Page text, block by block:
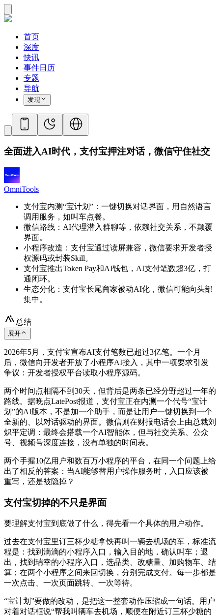
首页
深度
快讯
事件日历
专题
导航
发现
全面进入AI时代，支付宝押注对话，微信守住社交
OmniTools
支付宝内测“宝计划”：一键切换对话界面，用自然语言
调用服务，如叫车点餐。
微信路线：AI代理潜入群聊等，依赖社交关系，不颠覆
界面。
小程序改造：支付宝通过读屏兼容，微信要求开发者授
权源码或封装Skill。
支付宝推出Token Pay和AI钱包，AI支付笔数超3亿，打
通闭环。
生态分化：支付宝长尾商家被动AI化，微信可能向头部
集中。
总结
展开
2026年5月，支付宝宣布AI支付笔数已超过3亿笔。一个月
后，微信向开发者开放了小程序AI接入，其中一项要求引发
争议：开发者授权平台读取小程序源码。
两个时间点相隔不到30天，但背后是两条已经分野超过一年的
路线。据晚点LatePost报道，支付宝正在内测一个代号“宝计
划”的AI版本，不是加一个助手，而是让用户一键切换到一个
全新的、以对话驱动的界面。微信则在财报电话会上由总裁刘
炽平定调：最终会搭载一个AI智能体，但与社交关系、公众
号、视频号深度连接，没有单独的时间表。
两个手握10亿用户和数百万小程序的平台，在同一个问题上给
出了相反的答案：当AI能够替用户操作服务时，入口应该被
重写，还是被隐掉？
支付宝切掉的不只是界面
要理解支付宝到底做了什么，得先看一个具体的用户动作。
过去在支付宝里订三杯少糖拿铁再叫一辆去机场的车，标准流
程是：找到滴滴的小程序入口，输入目的地，确认叫车；退
出，找到瑞幸的小程序入口，选品类、改糖量、加购物车、结
算；在两个小程序之间来回切换，分别完成支付。每一步都是
一次点击、一次页面跳转、一次等待。
“宝计划”要做的改动，是把这一整套动作压缩成一句话。用户
对着对话框说“帮我叫辆车去机场，顺便在附近订三杯少糖的